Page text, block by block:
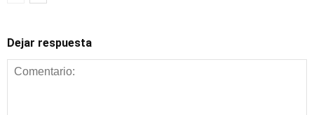
Dejar respuesta